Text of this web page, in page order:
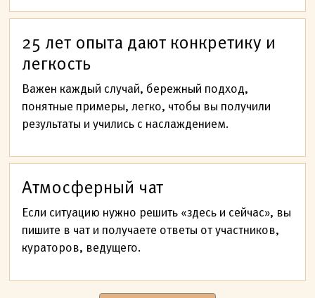
25 лет опыта дают конкретику и
легкость
Важен каждый случай, бережный подход,
понятные примеры, легко, чтобы вы получили
результаты и учились с наслаждением.
Атмосферный чат
Если ситуацию нужно решить «здесь и сейчас», вы
пишите в чат и получаете ответы от участников,
кураторов, ведущего.